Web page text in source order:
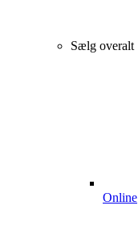
Sælg overalt
Online